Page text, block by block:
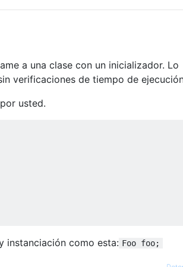
a una clase con un inicializador. Lo
verificaciones de tiempo de
usted.
instanciación como esta: Foo foo;